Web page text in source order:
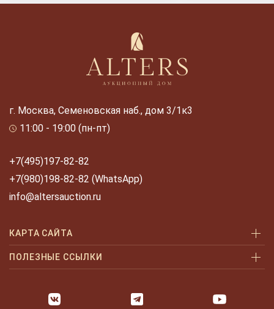
г. Москва, Семеновская наб., дом 3/1к3
11:00 - 19:00 (пн-пт)
+7(495)197-82-82
+7(980)198-82-82 (WhatsApp)
info@altersauction.ru
КАРТА САЙТА
Аукционы
Как продать
ПОЛЕЗНЫЕ ССЫЛКИ